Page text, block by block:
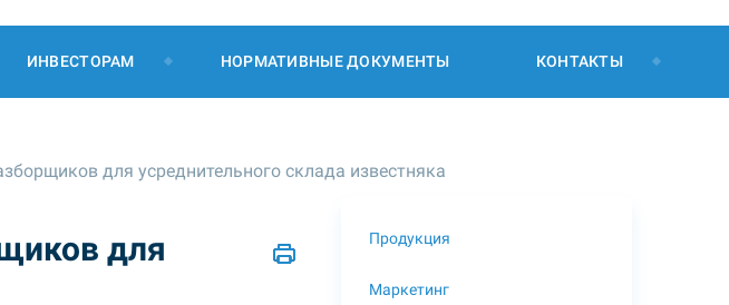
ИНВЕСТОРАМ НОРМАТИВНЫЕ ДОКУМЕНТЫ КОНТАКТЫ
для усреднительного склада известняка
для
Продукция
Маркетинг